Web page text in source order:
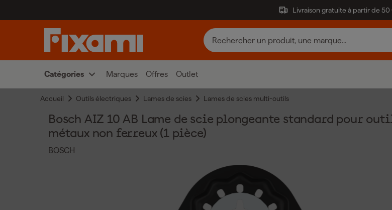
Livraison gratuite à partir de
Catégories Marques Offres Outlet
Accueil Outils électriques Lames de scies Lames de scies multi-outils
Bosch AIZ 10 AB Lame de scie plongeante standard pour
métaux non ferreux (1 pièce)
BOSCH